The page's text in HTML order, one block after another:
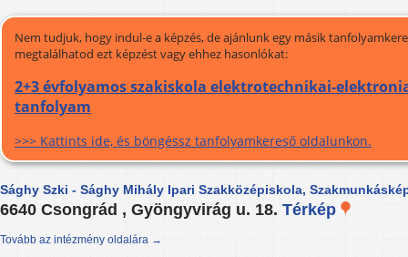
Nem tudjuk, hogy indul-e a képzés, de ajánlunk egy másik
megtalálhatod ezt képzést vagy ehhez hasonlókat:
2+3 évfolyamos szakiskola elektrotechnikai-
tanfolyam
>>> Kattints ide, és böngéssz tanfolyamkereső oldalunkon.
Sághy Szki - Sághy Mihály Ipari Szakközépiskola,
6640 Csongrád , Gyöngyvirág u. 18. Térkép
Tovább az intézmény oldalára →